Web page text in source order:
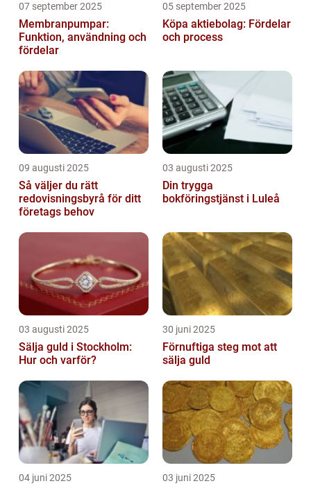
07 september 2025
Membranpumpar:
Funktion, användning och
fördelar
05 september 2025
Köpa aktiebolag: Fördelar
och process
09 augusti 2025
Så väljer du rätt
redovisningsbyrå för ditt
företags behov
03 augusti 2025
Din trygga
bokföringstjänst i Luleå
03 augusti 2025
Sälja guld i Stockholm:
Hur och varför?
30 juni 2025
Förnuftiga steg mot att
sälja guld
04 juni 2025 03 juni 2025